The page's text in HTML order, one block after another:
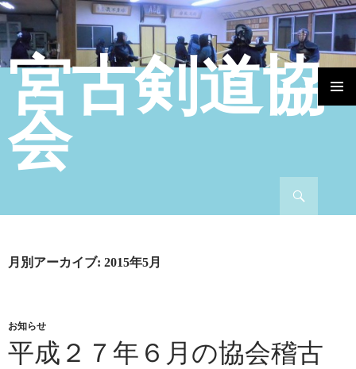
宮古剣道協
会
コンテンツへ移動
月別アーカイブ: 2015年5月
お知らせ
平成２７年６月の協会稽古